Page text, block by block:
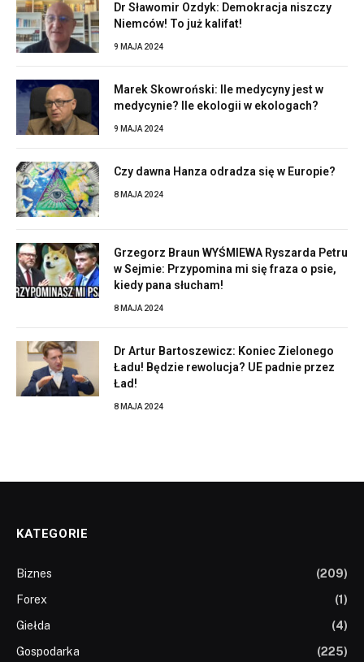
Dr Sławomir Ozdyk: Demokracja niszczy
Niemców! To już kalifat!
9 MAJA 2024
Marek Skowroński: Ile medycyny jest w
medycynie? Ile ekologii w ekologach?
9 MAJA 2024
Czy dawna Hanza odradza się w Europie?
8 MAJA 2024
Grzegorz Braun WYŚMIEWA Ryszarda Petru
w Sejmie: Przypomina mi się fraza o psie,
kiedy pana słucham!
8 MAJA 2024
Dr Artur Bartoszewicz: Koniec Zielonego
Ładu! Będzie rewolucja? UE padnie przez
Ład!
8 MAJA 2024
KATEGORIE
Biznes
(209)
Forex
(1)
Giełda
(4)
Gospodarka
(225)